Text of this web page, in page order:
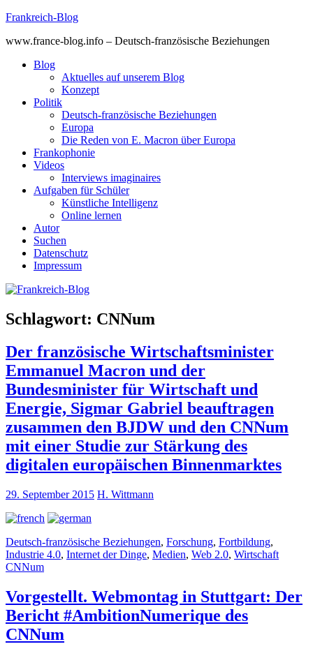
Skip
content
Frankreich-Blog
www.france-blog.info – Deutsch-französische Beziehungen
Blog
Aktuelles auf unserem Blog
Konzept
Politik
Deutsch-französische Beziehungen
Europa
Die Reden von E. Macron über Europa
Frankophonie
Videos
Interviews imaginaires
Aufgaben für Schüler
Künstliche Intelligenz
Online lernen
Autor
Suchen
Datenschutz
Impressum
Schlagwort: CNNum
Der französische Wirtschaftsminister
Emmanuel Macron und der
Bundesminister für Wirtschaft und
Energie, Sigmar Gabriel beauftragen
zusammen den BJDW und den CNNum
mit einer Studie zur Stärkung des
digitalen europäischen Binnenmarktes
29. September 2015 H. Wittmann
Deutsch-französische Beziehungen, Forschung, Fortbildung,
Industrie 4.0, Internet der Dinge, Medien, Web 2.0, Wirtschaft
CNNum
Vorgestellt. Webmontag in Stuttgart: Der
Bericht #AmbitionNumerique des
CNNum